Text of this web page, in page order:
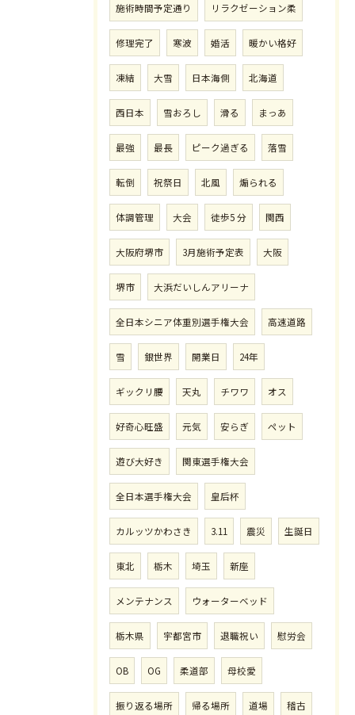
施術時間予定通り リラクゼーション柔
修理完了 寒波 婚活 暖かい格好
凍結 大雪 日本海側 北海道
西日本 雪おろし 滑る まっあ
最強 最長 ピーク過ぎる 落雪
転倒 祝祭日 北風 煽られる
体調管理 大会 徒歩5 分 関西
大阪府堺市 3月施術予定表 大阪
堺市 大浜だいしんアリーナ
全日本シニア体重別選手権大会 高速道路
雪 銀世界 開業日 24年
ギックリ腰 天丸 チワワ オス
好奇心旺盛 元気 安らぎ ペット
遊び大好き 関東選手権大会
全日本選手権大会 皇后杯
カルッツかわさき 3.11 震災 生誕日
東北 栃木 埼玉 新座
メンテナンス ウォーターベッド
栃木県 宇都宮市 退職祝い 慰労会
OB OG 柔道部 母校愛
振り返る場所 帰る場所 道場 稽古